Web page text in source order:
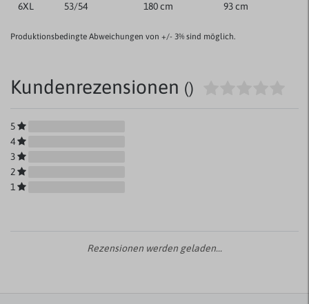
6XL 53/54 180 cm 93 cm
Produktionsbedingte Abweichungen von +/- 3% sind möglich.
Kundenrezensionen ()
5
4
3
2
1
Rezensionen werden geladen...